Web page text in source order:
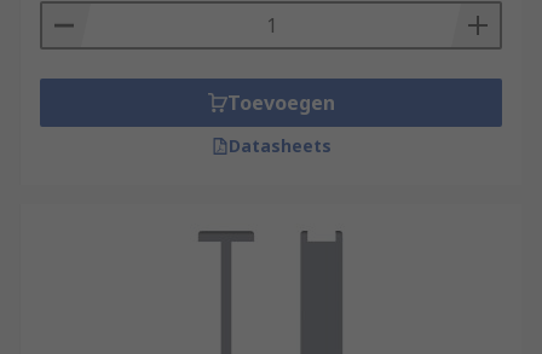
Toevoegen
Datasheets